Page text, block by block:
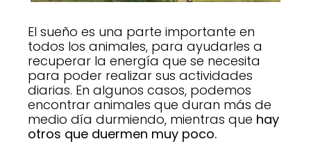
El sueño es una parte importante en
todos los animales, para ayudarles a
recuperar la energía que se necesita
para poder realizar sus actividades
diarias. En algunos casos, podemos
encontrar animales que duran más de
medio día durmiendo, mientras que hay
otros que duermen muy poco.